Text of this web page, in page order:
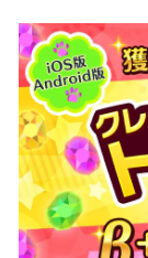
！
数
を
読
み
込
み
中
で
す